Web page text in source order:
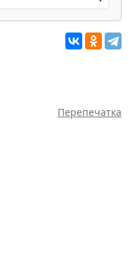
Перепечатка